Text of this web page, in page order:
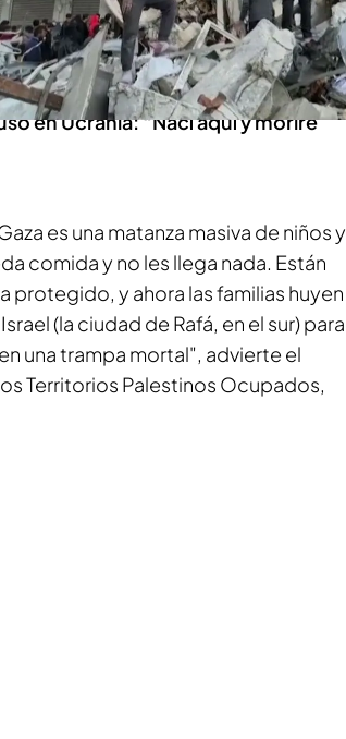
en Ucrania: “Nací aquí y moriré
es una matanza masiva de niños y
comida y no les llega nada. Están
protegido, y ahora las familias huyen
(la ciudad de Rafá, en el sur) para
una trampa mortal", advierte el
Territorios Palestinos Ocupados,